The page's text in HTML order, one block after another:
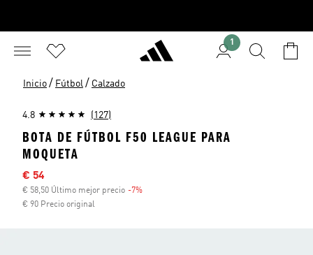
1
Inicio / Fútbol / Calzado
4.8 (127)
BOTA DE FÚTBOL F50 LEAGUE PARA
MOQUETA
Precio rebajado
€ 54
€ 58,50 Último mejor precio -7%
€ 90 Precio original